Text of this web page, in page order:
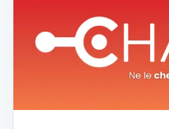
Transactions Services
Restructuring
Droit Commercial